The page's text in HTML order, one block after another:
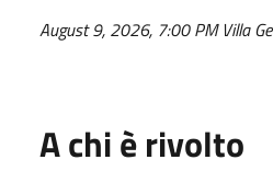
August 9, 2026, 7:00 PM Villa
A chi è rivolto